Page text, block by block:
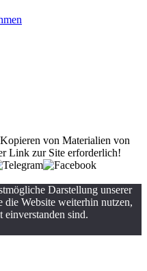
von Materialien von
Link zur Site erforderlich!
Darstellung unserer
die Website weiterhin nutzen,
einverstanden sind.